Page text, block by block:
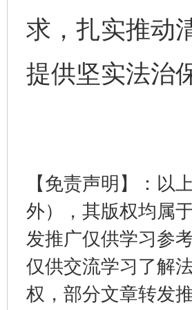
求，扎实推动
提供坚实法治
【免责声明】：以
外），其版权均属
发推广仅供学习参
仅供交流学习了解
权，部分文章转发
东山县通报“牛蛙产品抗生素超标问